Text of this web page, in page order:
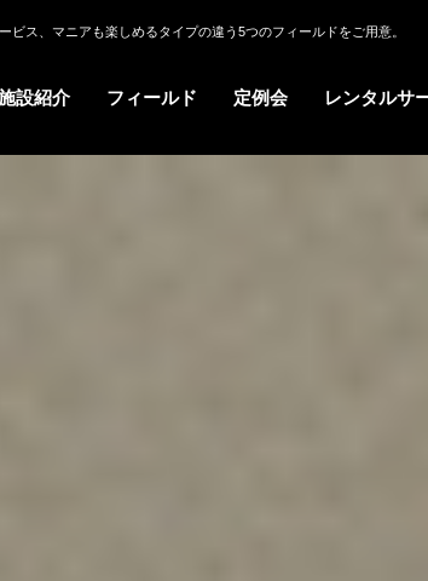
ス、マニアも楽しめるタイプの違う5つのフィールドをご用意。
設紹介 フィールド 定例会 レンタルサ